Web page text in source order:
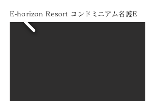
E-horizon Resort コンドミニアム名護E